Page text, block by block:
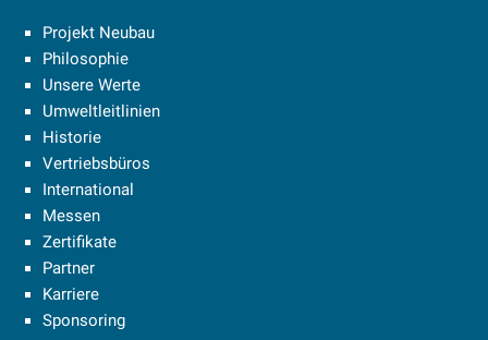
Projekt Neubau
Philosophie
Unsere Werte
Umweltleitlinien
Historie
Vertriebsbüros
International
Messen
Zertifikate
Partner
Karriere
Sponsoring